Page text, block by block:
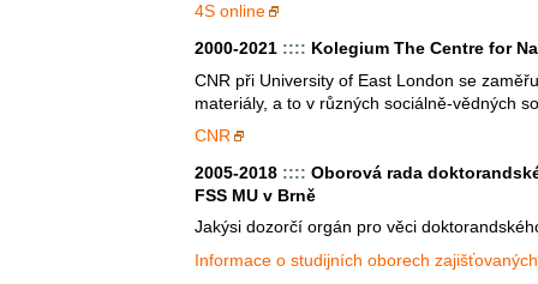
4S online
2000-2021 :::: Kolegium The Centre for
CNR při University of East London se
materiály, a to v různých sociálně-vědných
CNR
2005-2018 :::: Oborová rada
FSS MU v Brně
Jakýsi dozorčí orgán pro věci
Informace o studijních oborech